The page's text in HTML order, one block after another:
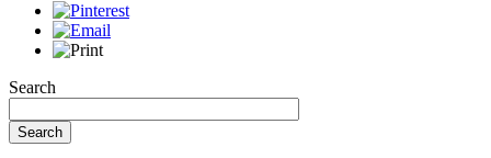
Search
Search